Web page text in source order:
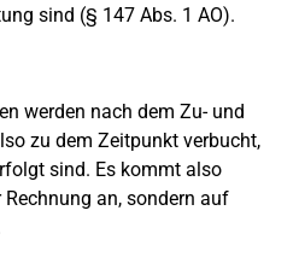
sind (§ 147 Abs. 1 AO).
werden nach dem Zu- und
zu dem Zeitpunkt verbucht,
sind. Es kommt also
an, sondern auf